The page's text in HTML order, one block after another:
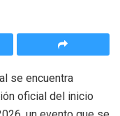
se encuentra
oficial del inicio